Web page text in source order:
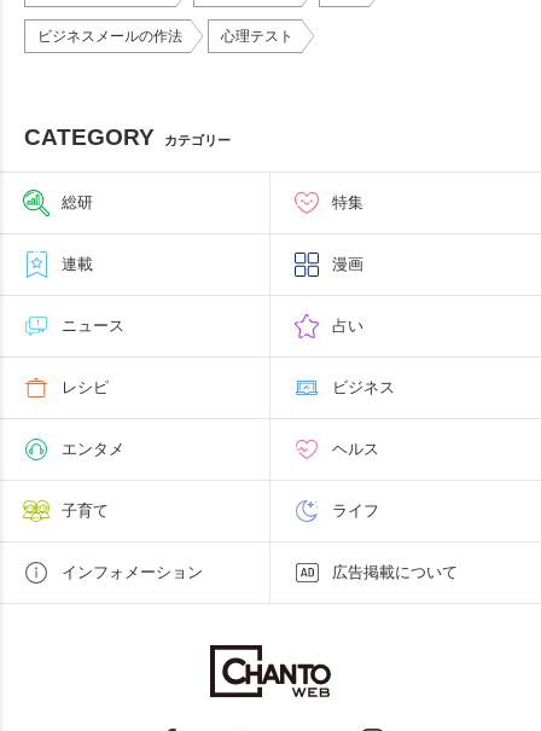
ビジネスメールの作法 心理テスト
CATEGORY カテゴリー
総研 特集
連載 漫画
ニュース 占い
レシピ ビジネス
エンタメ ヘルス
子育て ライフ
インフォメーション 広告掲載について